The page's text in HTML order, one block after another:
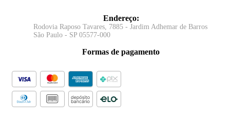
Endereço:
Rodovia Raposo Tavares, 7885 - Jardim Adhemar de Barros
São Paulo - SP 05577-000
Formas de pagamento